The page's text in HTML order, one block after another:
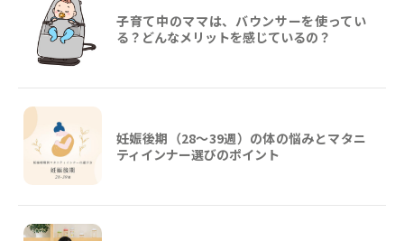
子育て中のママは、バウンサーを使ってい
る？どんなメリットを感じているの？
妊娠後期（28〜39週）の体の悩みとマタニ
ティインナー選びのポイント